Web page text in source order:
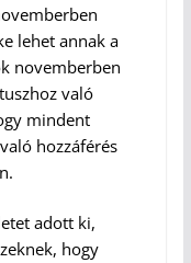
lehet annak a
novemberben
való
mindent
hozzáférés
adott ki,
hogy